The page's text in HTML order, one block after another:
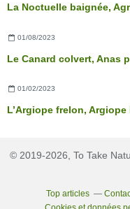
La Noctuelle baignée,
01/08/2023
Le Canard colvert, Anas
01/02/2023
L’Argiope frelon,
© 2019-2026, To Take
Top articles